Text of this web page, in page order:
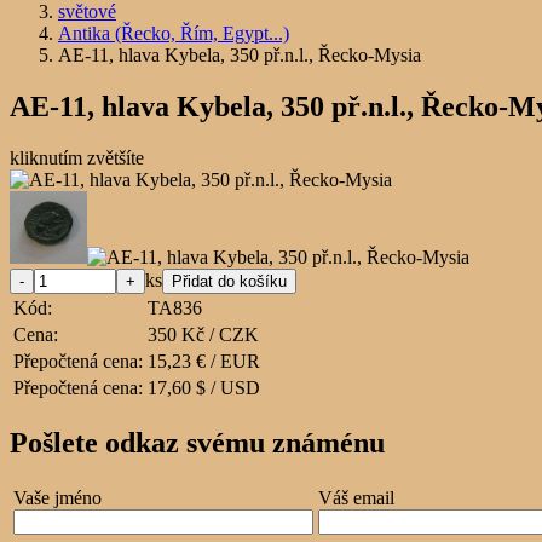
světové
Antika (Řecko, Řím, Egypt...)
AE-11, hlava Kybela, 350 př.n.l., Řecko-Mysia
AE-11, hlava Kybela, 350 př.n.l., Řecko-
kliknutím zvětšíte
ks
Kód:
TA836
Cena:
350 Kč / CZK
Přepočtená cena: 15,23 € / EUR
Přepočtená cena: 17,60 $ / USD
Pošlete odkaz svému známénu
Vaše jméno Váš email